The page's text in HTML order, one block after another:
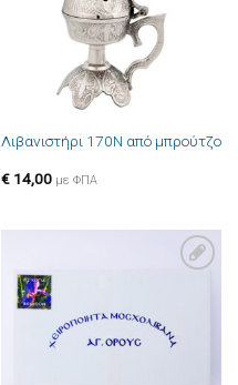
Λιβανιστήρι 170N από μπρούτζο
€14,00 με ΦΠΑ
επιθυμιών